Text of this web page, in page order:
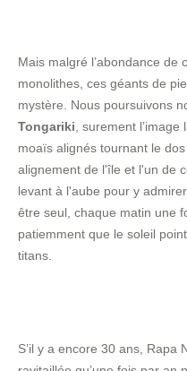
Mais malgré l’abondance de
monolithes, ces géants de
mystère. Nous poursuivons
Tongariki , surement
moaïs alignés tournant le
alignement de l'île et l'un de
levant à l'aube pour y
être seul, chaque matin une
patiemment que le soleil
titans.
S’il y a encore 30 ans, Rapa